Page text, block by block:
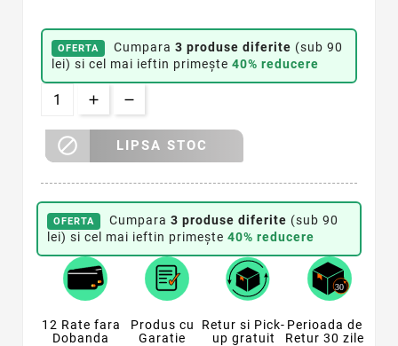
OFERTA Cumpara 3 produse diferite (sub 90
lei) si cel mai ieftin primește 40% reducere
 LIPSA STOC
OFERTA Cumpara 3 produse diferite (sub 90
lei) si cel mai ieftin primește 40% reducere
12 Rate fara
Dobanda
Produs cu
Garatie
Retur si Pick-
up gratuit
Perioada de
Retur 30 zile